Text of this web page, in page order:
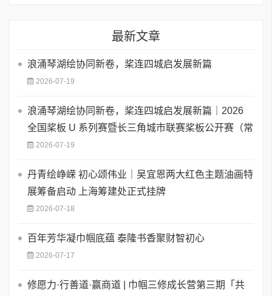
最新文章
浪涌琴湖绘协同新卷，桨连四城启发展新篇
2026-07-19
浪涌琴湖绘协同新卷，桨连四城启发展新篇｜2026
全国桨板 U 系列赛暨长三角城市联赛桨板公开赛（常
2026-07-19
丹青绘峥嵘 初心颂伟业｜吴宜恩两大红色主题油画特
展筹备启动 上海筹建处正式挂牌
2026-07-18
百年芳华凝巾帼底蕴 泰隆书香聚财智初心
2026-07-17
修愿力·行善道·赢商道 | 巾帼三修成长营第三期「共